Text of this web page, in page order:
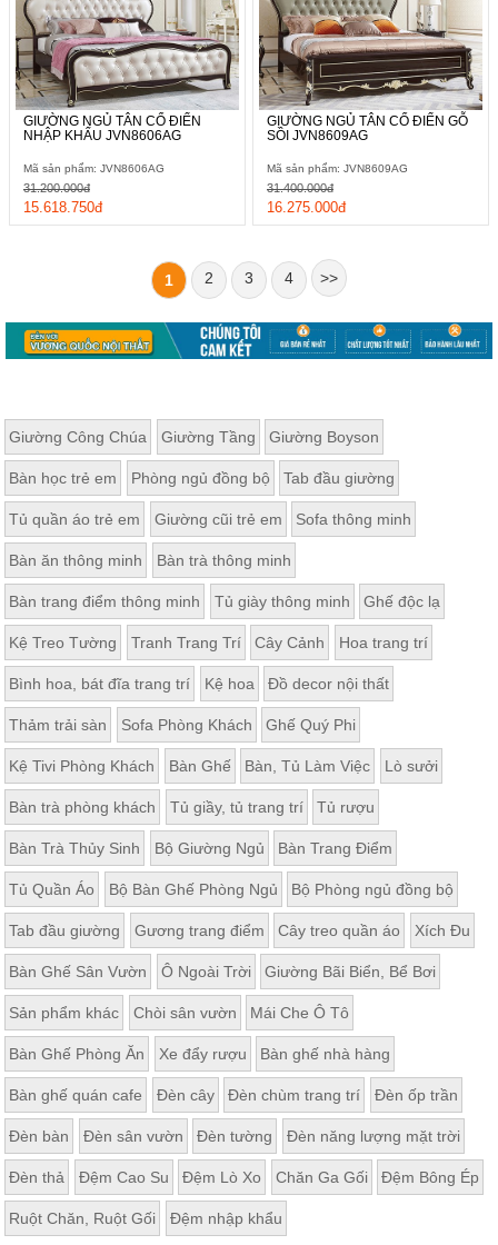
GIƯỜNG NGỦ TÂN CỔ ĐIỂN
NHẬP KHẨU JVN8606AG
Mã sản phẩm: JVN8606AG
15.618.750đ
31.200.000đ
GIƯỜNG NGỦ TÂN CỔ ĐIỂN GỖ
SỒI JVN8609AG
Mã sản phẩm: JVN8609AG
16.275.000đ
31.400.000đ
1 2 3 4 >>
Giường Công Chúa Giường Tầng Giường Boyson
Bàn học trẻ em Phòng ngủ đồng bộ Tab đầu giường
Tủ quần áo trẻ em Giường cũi trẻ em Sofa thông minh
Bàn ăn thông minh Bàn trà thông minh
Bàn trang điểm thông minh Tủ giày thông minh Ghế độc lạ
Kệ Treo Tường Tranh Trang Trí Cây Cảnh Hoa trang trí
Bình hoa, bát đĩa trang trí Kệ hoa Đồ decor nội thất
Thảm trải sàn Sofa Phòng Khách Ghế Quý Phi
Kệ Tivi Phòng Khách Bàn Ghế Bàn, Tủ Làm Việc Lò sưởi
Bàn trà phòng khách Tủ giầy, tủ trang trí Tủ rượu
Bàn Trà Thủy Sinh Bộ Giường Ngủ Bàn Trang Điểm
Tủ Quần Áo Bộ Bàn Ghế Phòng Ngủ Bộ Phòng ngủ đồng bộ
Tab đầu giường Gương trang điểm Cây treo quần áo Xích Đu
Bàn Ghế Sân Vườn Ô Ngoài Trời Giường Bãi Biển, Bể Bơi
Sản phẩm khác Chòi sân vườn Mái Che Ô Tô
Bàn Ghế Phòng Ăn Xe đẩy rượu Bàn ghế nhà hàng
Bàn ghế quán cafe Đèn cây Đèn chùm trang trí Đèn ốp trần
Đèn bàn Đèn sân vườn Đèn tường Đèn năng lượng mặt trời
Đèn thả Đệm Cao Su Đệm Lò Xo Chăn Ga Gối Đệm Bông Ép
Ruột Chăn, Ruột Gối Đệm nhập khẩu